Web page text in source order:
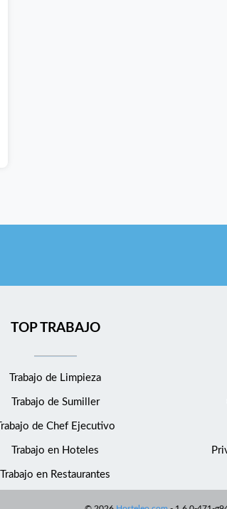
TOP TRABAJO
Trabajo de Limpieza
Trabajo de Sumiller
Trabajo de Chef Ejecutivo
Trabajo en Hoteles
Trabajo en Restaurantes